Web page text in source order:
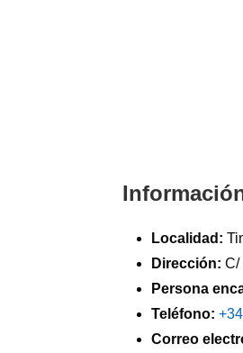
Localidad:
Dirección: C/
Persona
Teléfono:
Correo